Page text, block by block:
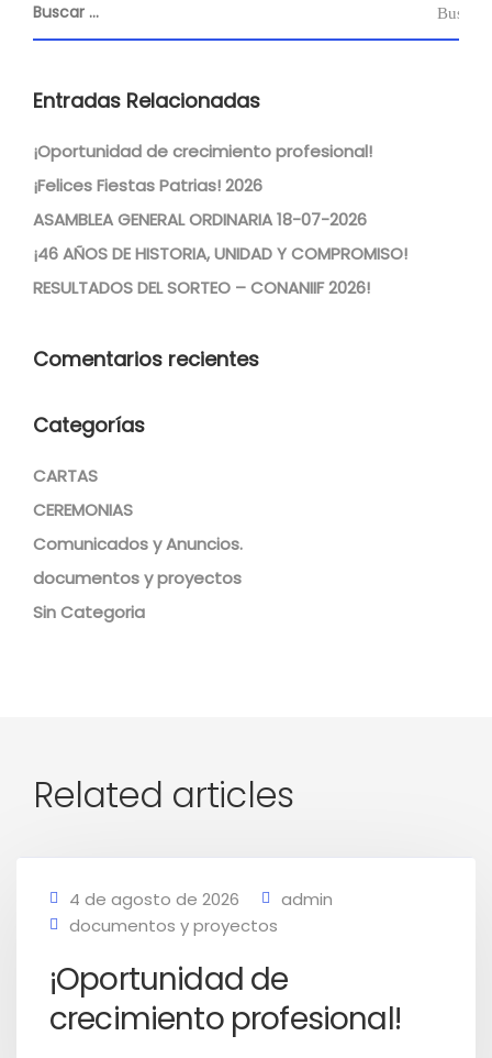
Entradas Relacionadas
¡Oportunidad de crecimiento profesional!
¡Felices Fiestas Patrias! 2026
ASAMBLEA GENERAL ORDINARIA 18-07-2026
¡46 AÑOS DE HISTORIA, UNIDAD Y COMPROMISO!
RESULTADOS DEL SORTEO – CONANIIF 2026!
Comentarios recientes
Categorías
CARTAS
CEREMONIAS
Comunicados y Anuncios.
documentos y proyectos
Sin Categoria
Related articles
4 de agosto de 2026
admin
documentos y proyectos
¡Oportunidad de
crecimiento profesional!